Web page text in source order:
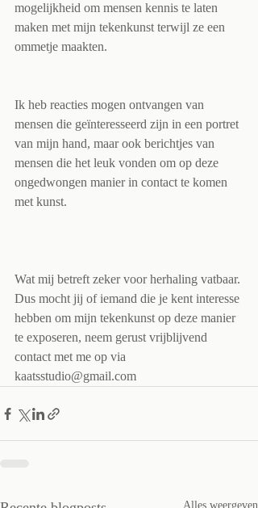
mogelijkheid om mensen kennis te laten
maken met mijn tekenkunst terwijl ze een
ommetje maakten.
Ik heb reacties mogen ontvangen van
mensen die geïnteresseerd zijn in een portret
van mijn hand, maar ook berichtjes van
mensen die het leuk vonden om op deze
ongedwongen manier in contact te komen
met kunst.
Wat mij betreft zeker voor herhaling vatbaar.
Dus mocht jij of iemand die je kent interesse
hebben om mijn tekenkunst op deze manier
te exposeren, neem gerust vrijblijvend
contact met me op via
kaatsstudio@gmail.com
Alles weergeven